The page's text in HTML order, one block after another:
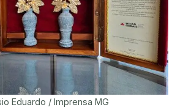
Eduardo / Imprensa MG